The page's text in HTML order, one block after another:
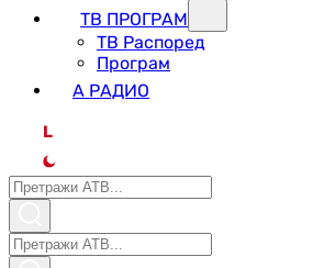
ТВ ПРОГРАМ
ТВ Распоред
Програм
А РАДИО
L